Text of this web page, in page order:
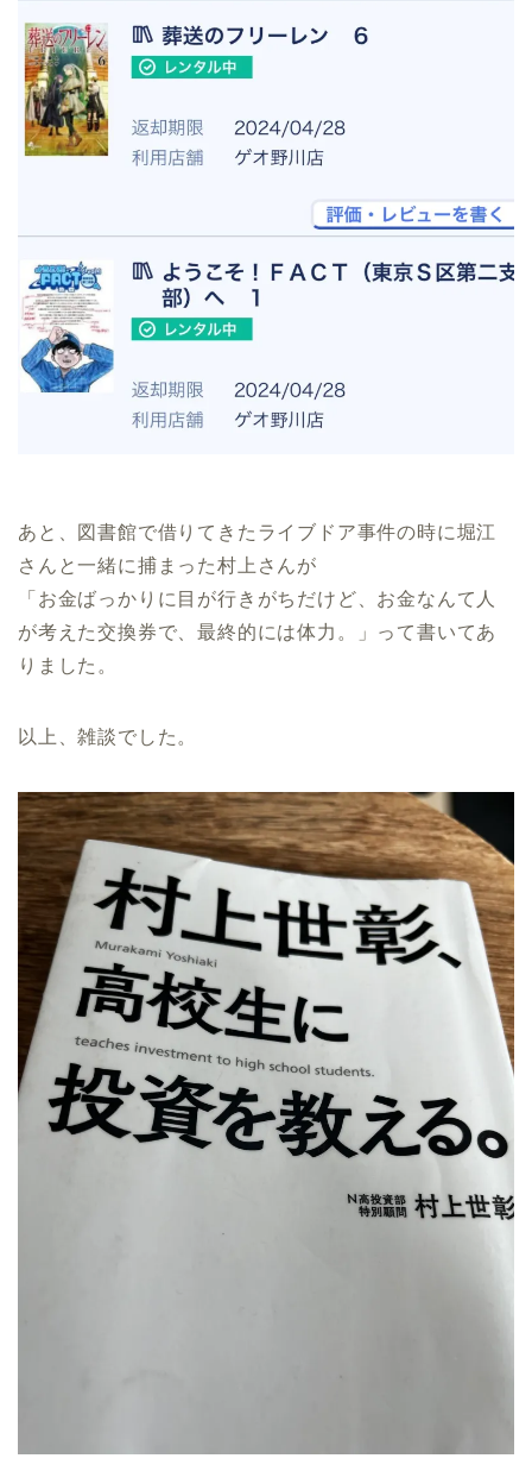
あと、図書館で借りてきたライブドア事件の時に堀江
さんと一緒に捕まった村上さんが
「お金ばっかりに目が行きがちだけど、お金なんて人
が考えた交換券で、最終的には体力。」って書いてあ
りました。
以上、雑談でした。